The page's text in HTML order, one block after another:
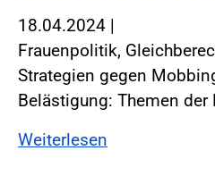
18.04.2024 |
Frauenpolitik,
Strategien gegen
Belästigung: Themen der
Weiterlesen